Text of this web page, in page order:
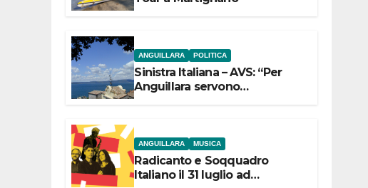
ANGUILLARA POLITICA
Sinistra Italiana – AVS: “Per
Anguillara servono
ANGUILLARA MUSICA
Radicanto e Soqquadro
Italiano il 31 luglio ad